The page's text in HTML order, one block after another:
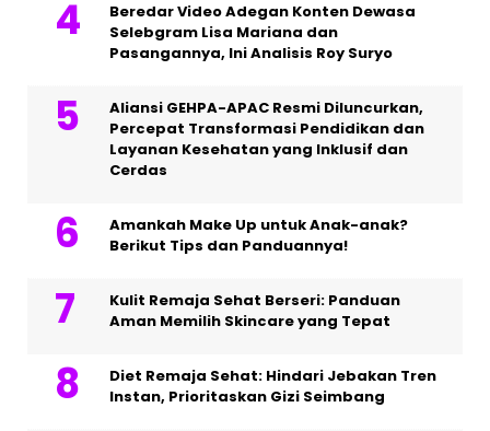
Beredar Video Adegan Konten Dewasa
Selebgram Lisa Mariana dan
Pasangannya, Ini Analisis Roy Suryo
Aliansi GEHPA-APAC Resmi Diluncurkan,
Percepat Transformasi Pendidikan dan
Layanan Kesehatan yang Inklusif dan
Cerdas
Amankah Make Up untuk Anak-anak?
Berikut Tips dan Panduannya!
Kulit Remaja Sehat Berseri: Panduan
Aman Memilih Skincare yang Tepat
Diet Remaja Sehat: Hindari Jebakan Tren
Instan, Prioritaskan Gizi Seimbang